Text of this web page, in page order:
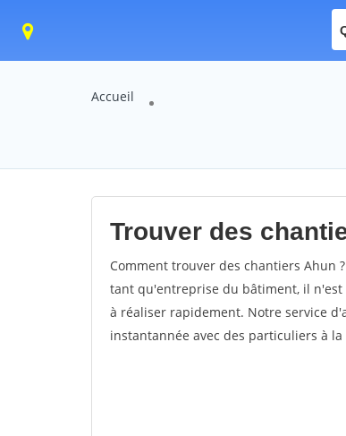
Accueil
Trouver des
Comment trouver des chantiers Ahun
tant qu'entreprise du bâtiment, il
à réaliser rapidement. Notre service
instantannée avec des particuliers à